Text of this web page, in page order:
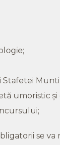
umoristic și
se va